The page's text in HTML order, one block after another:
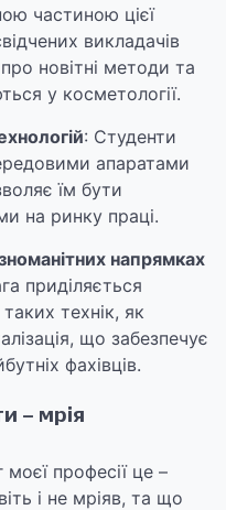
частиною цієї
викладачів
новітні методи та
у косметології.
: Студенти
апаратами
їм бути
на ринку праці.
напрямках
приділяється
технік, як
що забезпечує
фахівців.
– мрія
професії це –
і не мріяв, та що